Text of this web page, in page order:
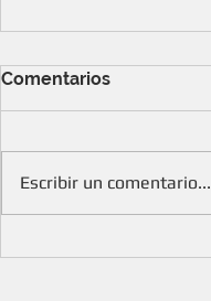
Seguros ¡Más beneficios para
Comentarios
Escribir un comentario...